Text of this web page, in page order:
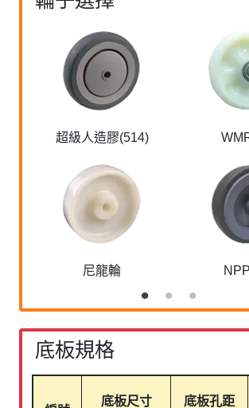
超級人造膠(514)
尼龍輪
底板規格
底板尺寸 底板孔距